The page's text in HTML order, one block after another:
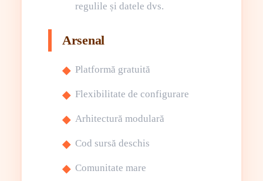
regulile și datele dvs.
Arsenal
Platformă gratuită
Flexibilitate de configurare
Arhitectură modulară
Cod sursă deschis
Comunitate mare